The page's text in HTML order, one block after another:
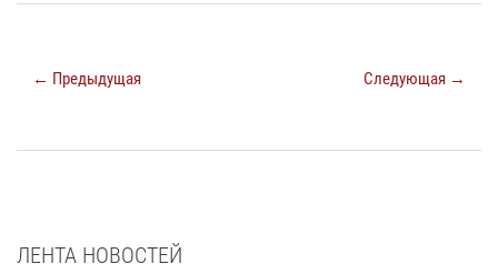
← Предыдущая Следующая →
ЛЕНТА НОВОСТЕЙ